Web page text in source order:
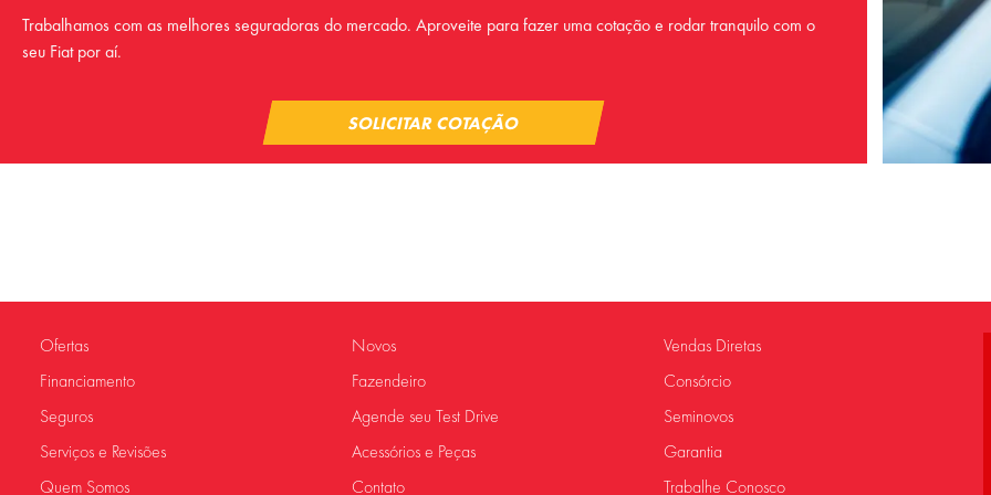
Trabalhamos com as melhores seguradoras do mercado. Aproveite para fazer uma cotação e rodar tranquilo com o
seu Fiat por aí.
SOLICITAR COTAÇÃO
Ofertas Novos
Vendas Diretas
Financiamento
Fazendeiro
Consórcio
Seguros
Agende seu Test Drive
Seminovos
Serviços e Revisões
Acessórios e Peças
Garantia
Quem Somos
Contato Trabalhe Conosco